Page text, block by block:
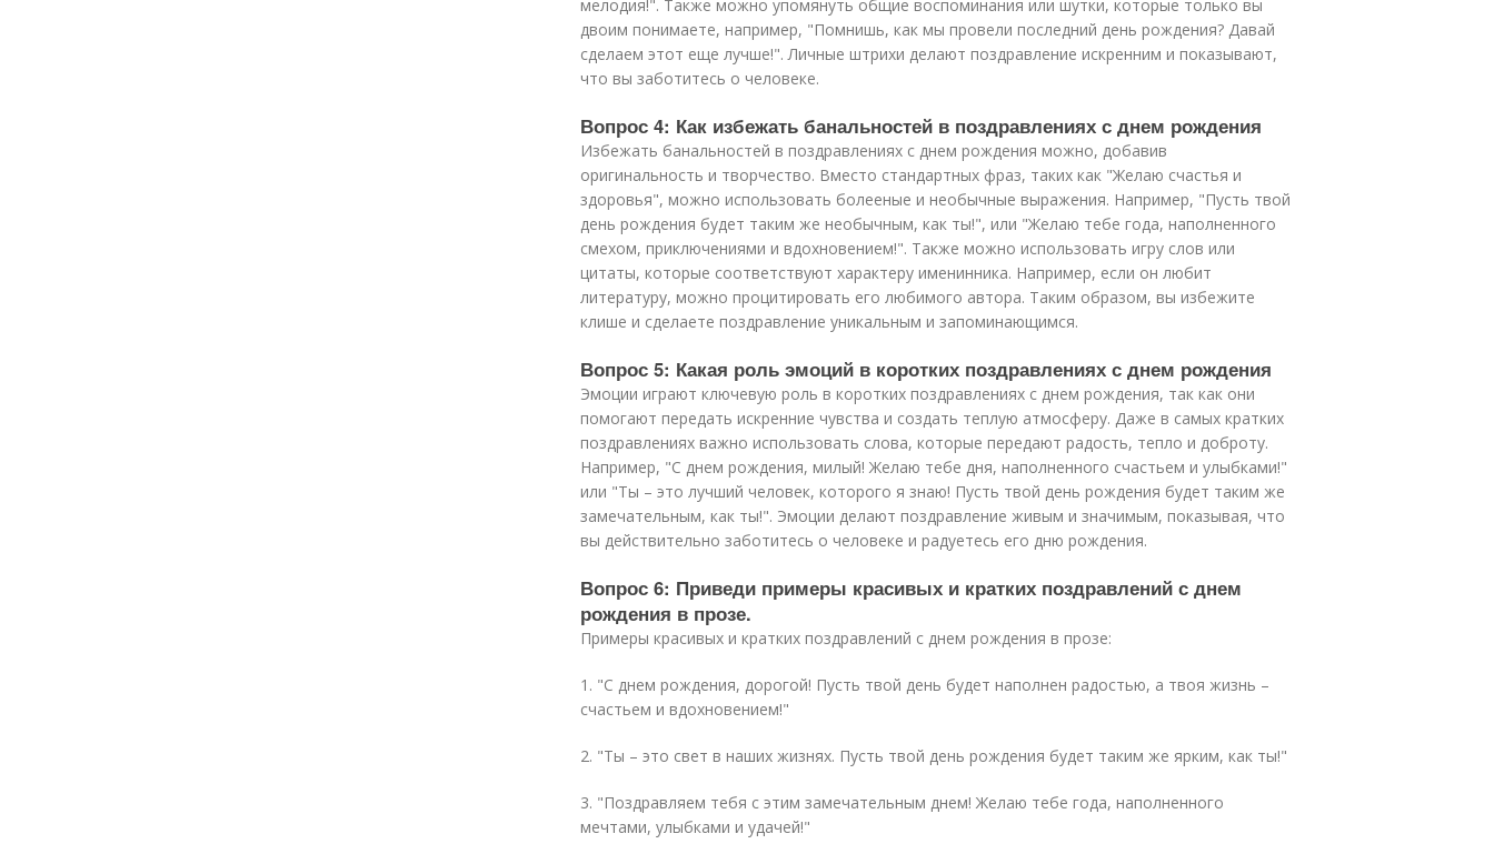
мелодия!". Также можно упомянуть общие воспоминания или шутки, которые только вы
двоим понимаете, например, "Помнишь, как мы провели последний день рождения? Давай
сделаем этот еще лучше!". Личные штрихи делают поздравление искренним и показывают,
что вы заботитесь о человеке.
Вопрос 4: Как избежать банальностей в поздравлениях с днем рождения
Избежать банальностей в поздравлениях с днем рождения можно, добавив
оригинальность и творчество. Вместо стандартных фраз, таких как "Желаю счастья и
здоровья", можно использовать болееные и необычные выражения. Например, "Пусть твой
день рождения будет таким же необычным, как ты!", или "Желаю тебе года, наполненного
смехом, приключениями и вдохновением!". Также можно использовать игру слов или
цитаты, которые соответствуют характеру именинника. Например, если он любит
литературу, можно процитировать его любимого автора. Таким образом, вы избежите
клише и сделаете поздравление уникальным и запоминающимся.
Вопрос 5: Какая роль эмоций в коротких поздравлениях с днем рождения
Эмоции играют ключевую роль в коротких поздравлениях с днем рождения, так как они
помогают передать искренние чувства и создать теплую атмосферу. Даже в самых кратких
поздравлениях важно использовать слова, которые передают радость, тепло и доброту.
Например, "С днем рождения, милый! Желаю тебе дня, наполненного счастьем и улыбками!"
или "Ты – это лучший человек, которого я знаю! Пусть твой день рождения будет таким же
замечательным, как ты!". Эмоции делают поздравление живым и значимым, показывая, что
вы действительно заботитесь о человеке и радуетесь его дню рождения.
Вопрос 6: Приведи примеры красивых и кратких поздравлений с днем
рождения в прозе.
Примеры красивых и кратких поздравлений с днем рождения в прозе:
1. "С днем рождения, дорогой! Пусть твой день будет наполнен радостью, а твоя жизнь –
счастьем и вдохновением!"
2. "Ты – это свет в наших жизнях. Пусть твой день рождения будет таким же ярким, как ты!"
3. "Поздравляем тебя с этим замечательным днем! Желаю тебе года, наполненного
мечтами, улыбками и удачей!"